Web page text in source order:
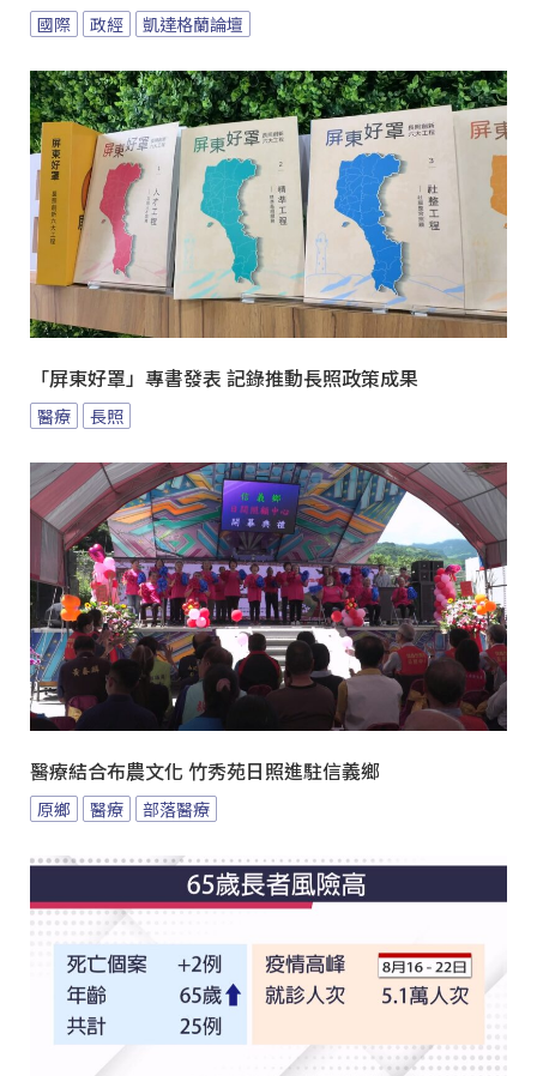
國際 政經 凱達格蘭論壇
「屏東好罩」專書發表 記錄推動長照政策成果
醫療 長照
醫療結合布農文化 竹秀苑日照進駐信義鄉
原鄉 醫療 部落醫療